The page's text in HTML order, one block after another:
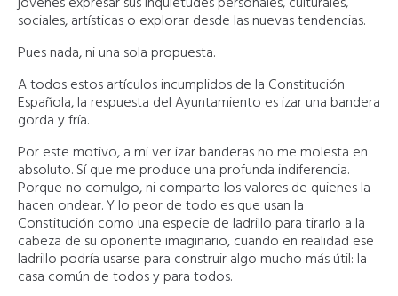
sociales, artísticas o explorar desde las nuevas tendencias.
Pues nada, ni una sola propuesta.
A todos estos artículos incumplidos de la Constitución
Española, la respuesta del Ayuntamiento es izar una bandera
gorda y fría.
Por este motivo, a mi ver izar banderas no me molesta en
absoluto. Sí que me produce una profunda indiferencia.
Porque no comulgo, ni comparto los valores de quienes la
hacen ondear. Y lo peor de todo es que usan la
Constitución como una especie de ladrillo para tirarlo a la
cabeza de su oponente imaginario, cuando en realidad ese
ladrillo podría usarse para construir algo mucho más útil: la
casa común de todos y para todos.